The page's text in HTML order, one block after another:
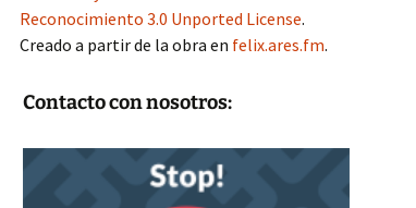
Reconocimiento 3.0 Unported License.
Creado a partir de la obra en felix.ares.fm.
Contacto con nosotros: